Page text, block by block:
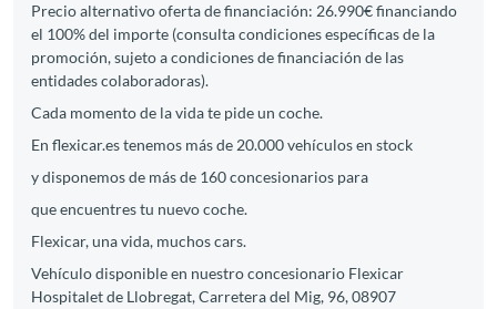
Precio alternativo oferta de financiación: 26.990€ financiando
el 100% del importe (consulta condiciones específicas de la
promoción, sujeto a condiciones de financiación de las
entidades colaboradoras).
Cada momento de la vida te pide un coche.
En flexicar.es tenemos más de 20.000 vehículos en stock
y disponemos de más de 160 concesionarios para
que encuentres tu nuevo coche.
Flexicar, una vida, muchos cars.
Vehículo disponible en nuestro concesionario Flexicar
Hospitalet de Llobregat, Carretera del Mig, 96, 08907